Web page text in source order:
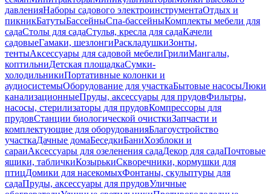
давленияНаборы садового электроинструментаОтдых и
пикникБатутыБассейныСпа-бассейныКомплекты мебели для
садаСтолы для садаСтулья, кресла для садаКачели
садовыеГамаки, шезлонгиРаскладушкиЗонты,
тентыАксессуары для садовой мебелиГрилиМангалы,
коптильниДетская площадкаСумки-
холодильникиПортативные колонки и
аудиосистемыОборудование для участкаБытовые насосыЛюки
канализационныеПруды, аксессуары для прудовФильтры,
насосы, стерилизаторы для прудовКомпрессоры для
прудовСтанции биологической очисткиЗапчасти и
комплектующие для оборудованияБлагоустройство
участкаДачные домаБеседкиБаниХозблоки и
сараиАксессуары для озеленения садаДекор для садаПочтовые
ящики, табличкиКозырькиСкворечники, кормушки для
птицДомики для насекомыхФонтаны, скульптуры для
садаПруды, аксессуары для прудовУличные